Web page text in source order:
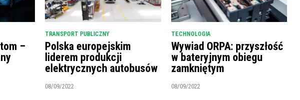
–
TRANSPORT PUBLICZNY
Polska europejskim
liderem produkcji
elektrycznych autobusów
08/09/2022
TECHNOLOGIA
Wywiad ORPA: przyszłość
w bateryjnym obiegu
zamkniętym
08/09/2022